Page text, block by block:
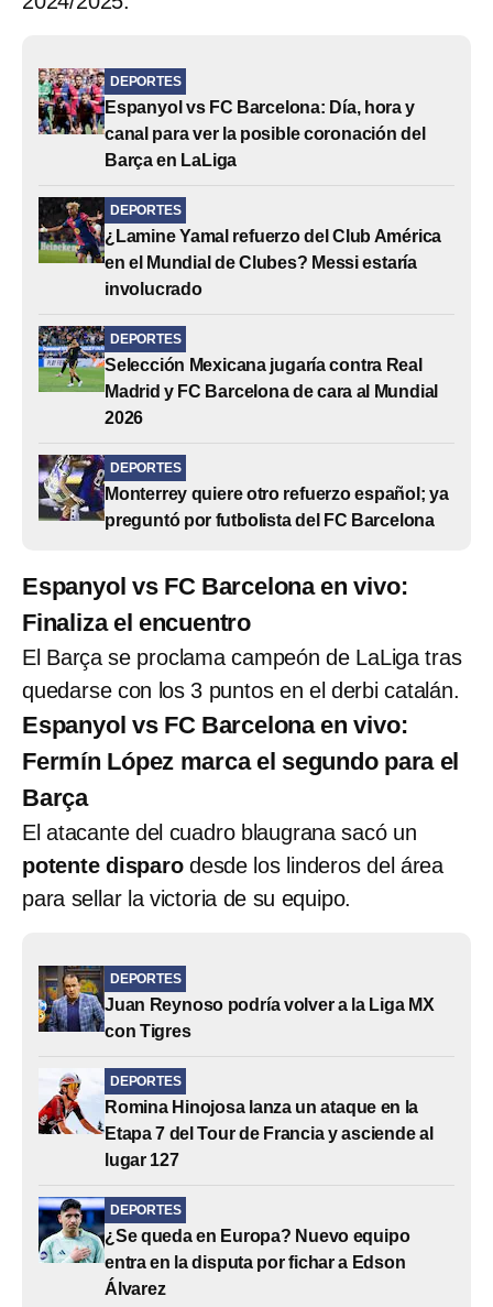
DEPORTES
Espanyol vs FC Barcelona: Día, hora y
canal para ver la posible coronación del
Barça en LaLiga
DEPORTES
¿Lamine Yamal refuerzo del Club América
en el Mundial de Clubes? Messi estaría
involucrado
DEPORTES
Selección Mexicana jugaría contra Real
Madrid y FC Barcelona de cara al Mundial
2026
DEPORTES
Monterrey quiere otro refuerzo español; ya
preguntó por futbolista del FC Barcelona
Espanyol vs FC Barcelona en vivo:
Finaliza el encuentro
El Barça se proclama campeón de LaLiga tras
quedarse con los 3 puntos en el derbi catalán.
Espanyol vs FC Barcelona en vivo:
Fermín López marca el segundo para el
Barça
El atacante del cuadro blaugrana sacó un
potente disparodesde los linderos del área
para sellar la victoria de su equipo.
DEPORTES
Juan Reynoso podría volver a la Liga MX
con Tigres
DEPORTES
Romina Hinojosa lanza un ataque en la
Etapa 7 del Tour de Francia y asciende al
lugar 127
DEPORTES
¿Se queda en Europa? Nuevo equipo
entra en la disputa por fichar a Edson
Álvarez